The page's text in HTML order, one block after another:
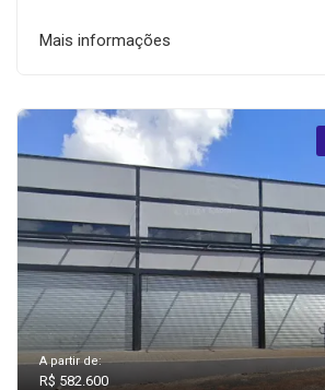
Mais informações
A partir de:
R$ 582.600